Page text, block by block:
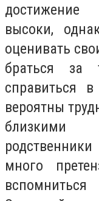
достижение
высоки,
оценивать
браться
справиться
вероятны
много